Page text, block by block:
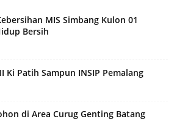
MIS Simbang Kulon 01
Bersih
Ki Patih Sampun INSIP Pemalang
di Area Curug Genting Batang